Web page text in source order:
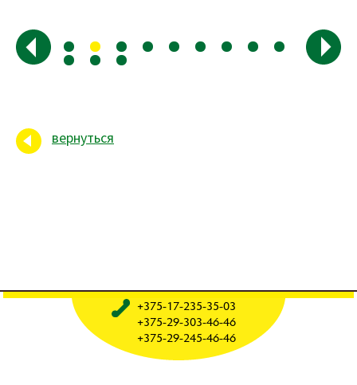
вернуться
+375-17-235-35-03
+375-29-303-46-46
+375-29-245-46-46